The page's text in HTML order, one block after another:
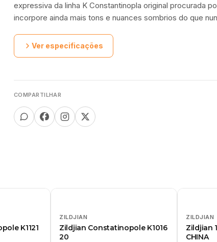
expressiva da linha K Constantinopla original procurada
incorpore ainda mais tons e nuances sombrios do que
Ver especificações
COMPARTILHAR
K1121
ZILDJIAN
Zildjian Constatinopole K1016
20
ZILDJIAN
Zildjian
CHINA